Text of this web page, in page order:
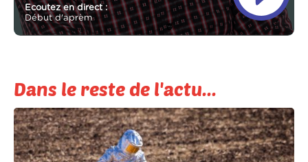
Ecoutez en direct :
Début d'aprèm
Dans le reste de l'actu...